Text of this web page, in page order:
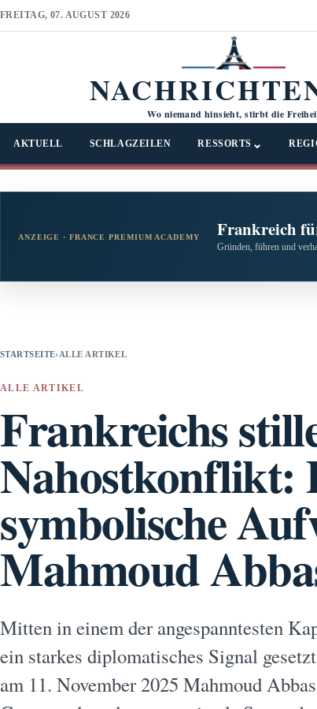
FREITAG, 07. AUGUST 2026
Wo niemand hinsieht, stirbt die
AKTUELL SCHLAGZEILEN RESSORTS ⌄
ANZEIGE · FRANCE PREMIUM ACADEMY Frankreich
Gründen, führen und
STARTSEITE› ALLE ARTIKEL
ALLE ARTIKEL
Frankreichs
Nahostkonflikt:
symbolische
Mahmoud
Mitten in einem der angespanntesten
ein starkes diplomatisches Signal
am 11. November 2025 Mahmoud